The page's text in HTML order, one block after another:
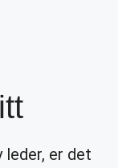
leder, er det